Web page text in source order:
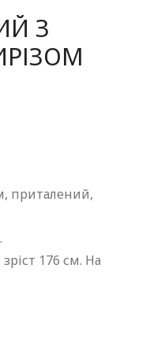
З
приталений,
176 см. На